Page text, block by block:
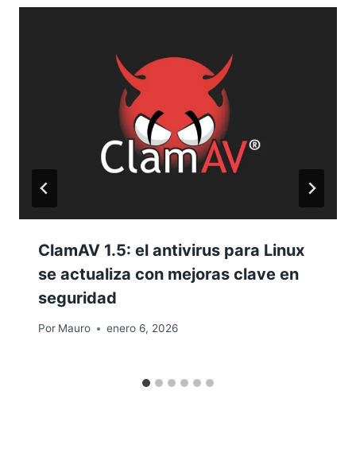
ClamAV 1.5: el antivirus para Linux
se actualiza con mejoras clave en
seguridad
Por Mauro enero 6, 2026